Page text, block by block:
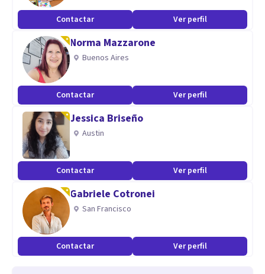
Super Amable y Empático
Contactar Ver perfil
Norma Mazzarone
Buenos Aires
Contactar Ver perfil
Jessica Briseño
Austin
Contactar Ver perfil
Gabriele Cotronei
San Francisco
Contactar Ver perfil